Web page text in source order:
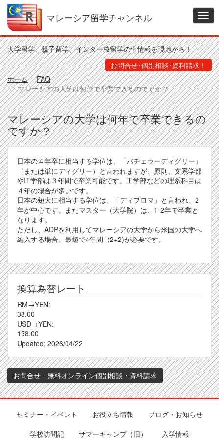
コ
ン
テ
ン
ツ
に
移
動
マレーシア留学チャンネル
大学留学、親子留学、インター校留学の生情報を現地から！
お問合せ･個別相談･資料請求！
ホーム
FAQ
マレーシアの大学は何年で卒業できるのですか？
マレーシアの大学は何年で卒業できるの
ですか？
日本の４年卒に相当する学位は、「バチェラーディグリー」
（または単にディグリー）と言われますが、原則、文系学部
やIT学部は３年間で卒業可能です。工学部などの理系科目は
４年の場合が多いです。
日本の短大に相当する学位は、「ディプロマ」と言われ、2
年が中心です。またマスター（大学院）は、1-2年で卒業と
なります。
ただし、ADPを利用してマレーシアの大学から米国の大学へ
編入する場合、最短で4年間（2+2)が必要です。
換算為替レート
RM→YEN:
38.00
USD→YEN:
158.00
Updated: 2026/04/22
お問合せ・無料オンライン個別相談・資料請求
Footerセミナー・イベント お役立ち情報
ブログ・お知らせ
学校訪問記
サマーキャンプ（旧） 入学情報